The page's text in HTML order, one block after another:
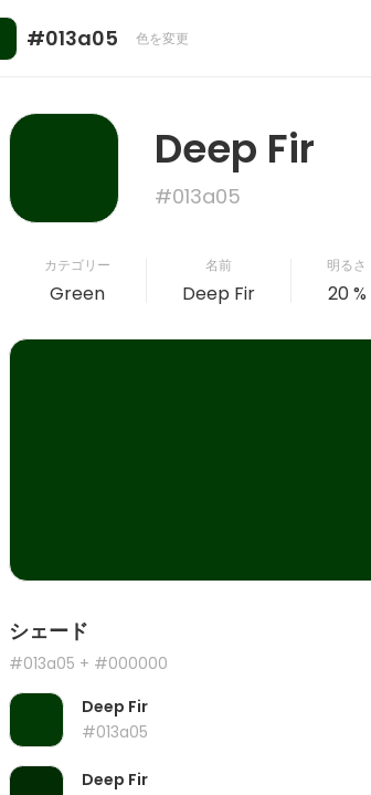
#013a05 色を変更
Deep Fir
#013a05
カテゴリー
Green
名前
Deep Fir
明るさ
20 %
シェード
#013a05 + #000000
Deep Fir
#013a05
Deep Fir